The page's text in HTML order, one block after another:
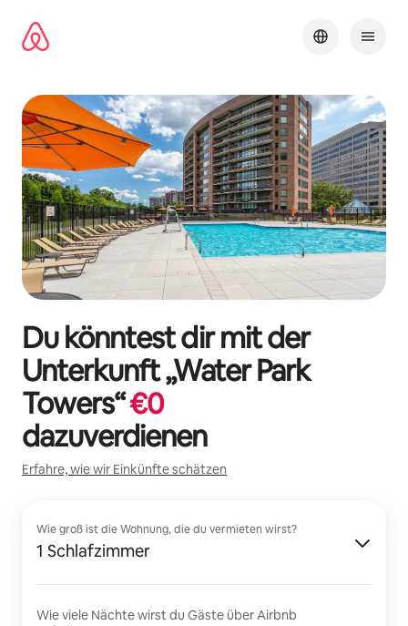
Inhalten
springen
Du könntest dir mit der
Unterkunft „Water Park
Towers“€0
dazuverdienen
Erfahre, wie wir Einkünfte schätzen
Wie groß ist die Wohnung, die du vermieten wirst?
1 Schlafzimmer
Wie viele Nächte wirst du Gäste über Airbnb